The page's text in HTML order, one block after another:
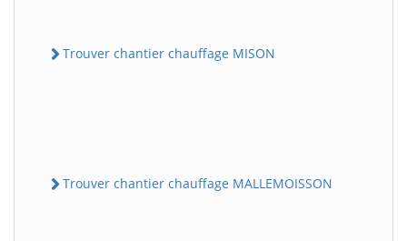
Trouver chantier chauffage MISON
Trouver chantier chauffage MALLEMOISSON